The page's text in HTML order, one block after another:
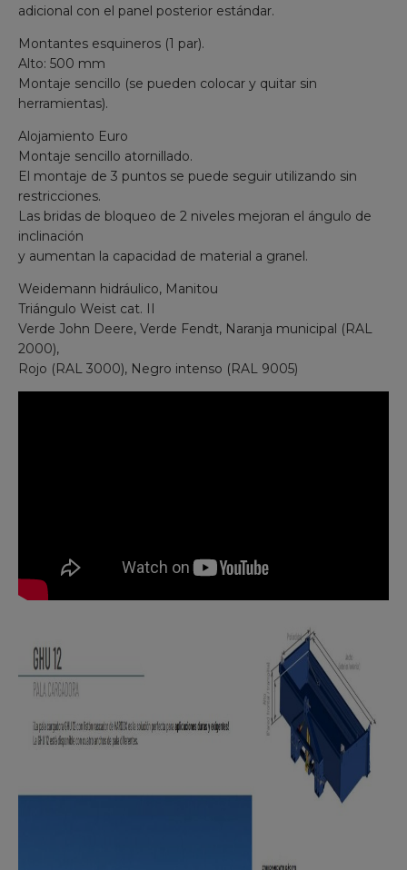
adicional con el panel posterior estándar.
Montantes esquineros (1 par).
Alto: 500 mm
Montaje sencillo (se pueden colocar y quitar sin
herramientas).
Alojamiento Euro
Montaje sencillo atornillado.
El montaje de 3 puntos se puede seguir utilizando sin
restricciones.
Las bridas de bloqueo de 2 niveles mejoran el ángulo de
inclinación
y aumentan la capacidad de material a granel.
Weidemann hidráulico, Manitou
Triángulo Weist cat. II
Verde John Deere, Verde Fendt, Naranja municipal (RAL
2000),
Rojo (RAL 3000), Negro intenso (RAL 9005)